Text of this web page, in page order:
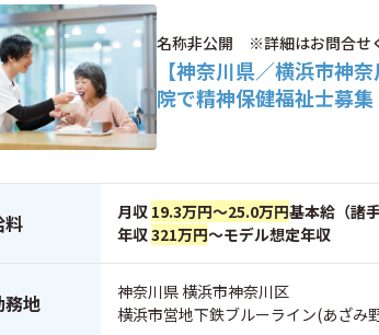
名称非公開 ※詳細はお問合せ
【神奈川県／横浜市神
院で精神保健福祉士募集
料 月収 19.3万円～25.0万円基本給（諸
年収321万円～モデル想定年収
務地
神奈川県 横浜市神奈川区
横浜市営地下鉄ブルーライン(あざみ